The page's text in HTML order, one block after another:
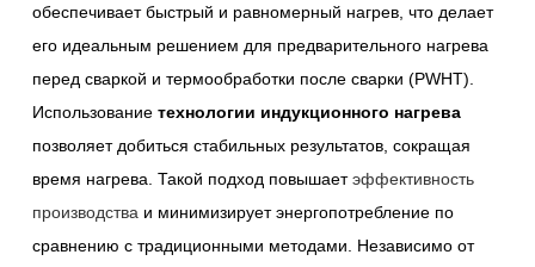
обеспечивает быстрый и равномерный нагрев, что делает
его идеальным решением для предварительного нагрева
перед сваркой и термообработки после сварки (PWHT).
Использованиетехнологии индукционного нагрева
позволяет добиться стабильных результатов, сокращая
время нагрева. Такой подход повышает эффективность
производства и минимизирует энергопотребление по
сравнению с традиционными методами. Независимо от